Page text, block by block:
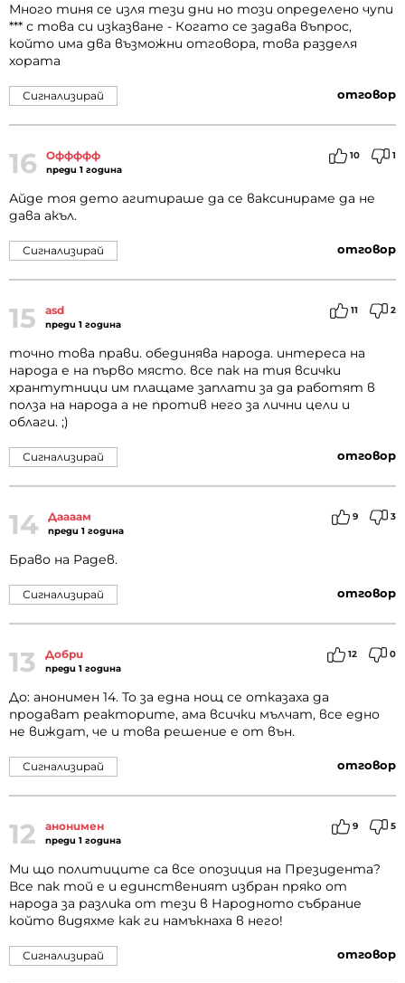
Много тиня се изля тези дни но този определено чупи
*** с това си изказване - Когато се задава въпрос,
който има два възможни отговора, това разделя
хората
отговор
Сигнализирай
16 Оффффф
преди 1 година
10 1
Айде тоя дето агитираше да се ваксинираме да не
дава акъл.
отговор
Сигнализирай
15 asd
преди 1 година
11 2
точно това прави. обединява народа. интереса на
народа е на първо място. все пак на тия всички
хрантутници им плащаме заплати за да работят в
полза на народа а не против него за лични цели и
облаги. ;)
отговор
Сигнализирай
14 Даааам
преди 1 година
9 3
Браво на Радев.
отговор
Сигнализирай
13 Добри
преди 1 година
12 0
До: анонимен 14. То за една нощ се отказаха да
продават реакторите, ама всички мълчат, все едно
не виждат, че и това решение е от вън.
отговор
Сигнализирай
12 анонимен
преди 1 година
9 5
Ми що политиците са все опозиция на Президента?
Все пак той е и единственият избран пряко от
народа за разлика от тези в Народното събрание
който видяхме как ги намъкнаха в него!
отговор
Сигнализирай